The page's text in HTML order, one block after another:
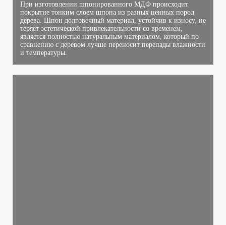
При изготовлении шпонированного МДФ происходит
покрытие тонким слоем шпона из разных ценных пород
дерева. Шпон долговечный материал, устойчив к износу, не
теряет эстетической привлекательности со временем,
является полностью натуральным материалом, который по
сравнению с деревом лучше переносит перепады влажности
и температуры.